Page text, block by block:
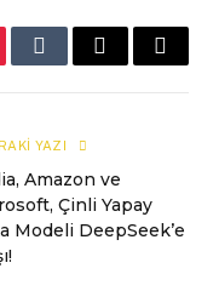
TumblrE-
Copy
YAZI
Amazon ve
Çinli Yapay
Modeli DeepSeek’e